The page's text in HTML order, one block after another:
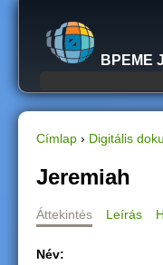
ВРЕМЕ
J
e
Címlap › Digitális
Jeremiah
Áttekintés Leírás
Név: